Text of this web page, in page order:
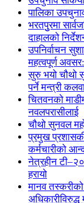
पालिका
भरतपुुरमा
दाहालको
उपनिर्वाचन
महत्वपूर्ण
सुरु भयो चौथो
पर्ने मन्त्री
चितवनको
नवलपरासीलाई
चौथो सुनवल
प्रमुख
कर्मचारीको
नेत्रहीन
हरायो
मानव
अधिकारीविरुद्ध